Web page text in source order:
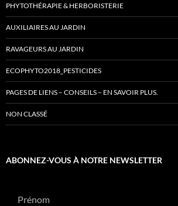
PHYTOTHÉRAPIE & HERBORISTERIE
AUXILIAIRES AU JARDIN
RAVAGEURS AU JARDIN
ECOPHYTO2018_PESTICIDES
PAGES DE LIENS – CONSEILS – EN SAVOIR PLUS.
NON CLASSÉ
ABONNEZ-VOUS À NOTRE NEWSLETTER
Prénom